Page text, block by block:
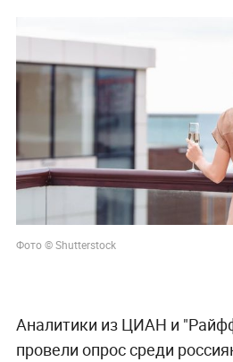
Фото © Shutterstock
Аналитики из ЦИАН и
провели опрос среди